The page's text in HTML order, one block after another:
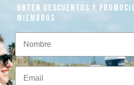
OBTEN DESCUENTOS Y
MIEMBROS
Nombre
Email